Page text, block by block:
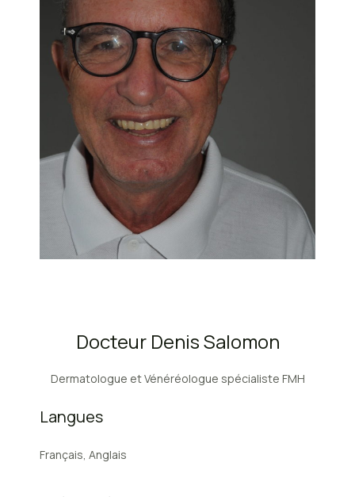
Docteur Denis Salomon
Dermatologue et Vénéréologue spécialiste FMH
Langues
Français, Anglais